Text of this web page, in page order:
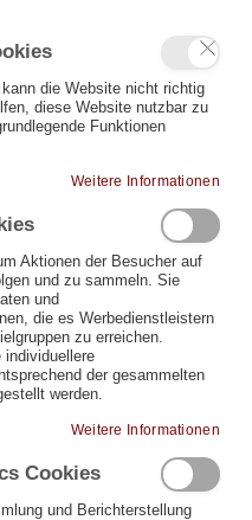
TRIUMPH
Triumph Liquid Cooled 2017-
die Website nicht richtig
diese Website nutzbar zu
Funktionen
Weitere Informationen
Aktionen der Besucher auf
und zu sammeln. Sie
und
die es Werbedienstleistern
zu erreichen.
individuellere
der gesammelten
werden.
Weitere Informationen
Cookies
und Berichterstellung